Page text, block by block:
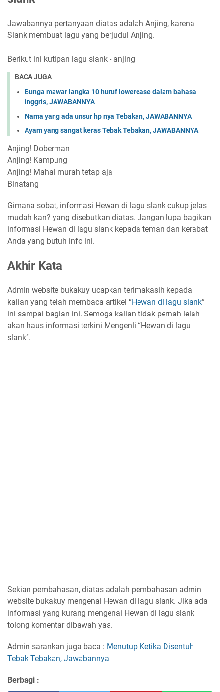
Jawabannya pertanyaan diatas adalah Anjing, karena
Slank membuat lagu yang berjudul Anjing.
Berikut ini kutipan lagu slank - anjing
BACA JUGA
Bunga mawar langka 10 huruf lowercase dalam bahasa
inggris, JAWABANNYA
Nama yang ada unsur hp nya Tebakan, JAWABANNYA
Ayam yang sangat keras Tebak Tebakan, JAWABANNYA
Anjing! Doberman
Anjing! Kampung
Anjing! Mahal murah tetap aja
Binatang
Gimana sobat, informasi Hewan di lagu slank cukup jelas
mudah kan? yang disebutkan diatas. Jangan lupa bagikan
informasi Hewan di lagu slank kepada teman dan kerabat
Anda yang butuh info ini.
Akhir Kata
Admin website bukakuy ucapkan terimakasih kepada
kalian yang telah membaca artikel “Hewan di lagu slank”
ini sampai bagian ini. Semoga kalian tidak pernah lelah
akan haus informasi terkini Mengenli “Hewan di lagu
slank”.
Sekian pembahasan, diatas adalah pembahasan admin
website bukakuy mengenai Hewan di lagu slank. Jika ada
informasi yang kurang mengenai Hewan di lagu slank
tolong komentar dibawah yaa.
Admin sarankan juga baca : Menutup Ketika Disentuh
Tebak Tebakan, Jawabannya
Berbagi :